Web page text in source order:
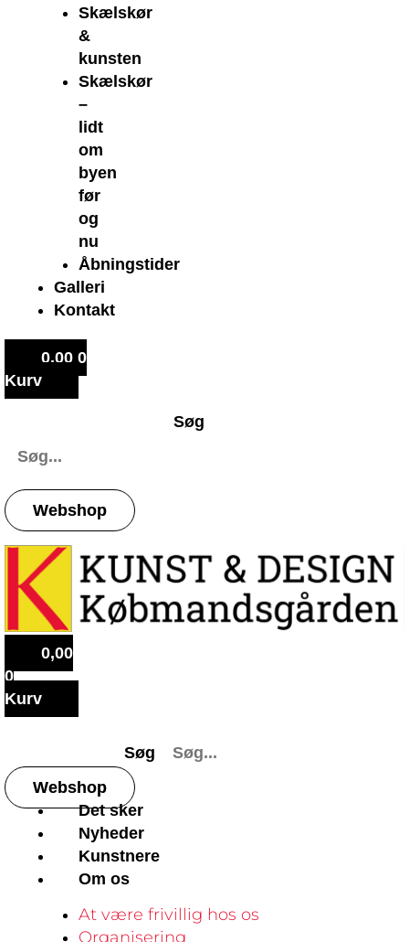
Skælskør
&
kunsten
Skælskør
–
lidt
om
byen
før
og
nu
Åbningstider
Galleri
Kontakt
0,00 0
Kurv
Søg
Webshop
0,00
0
Kurv
Søg
Webshop
Det sker
Nyheder
Kunstnere
Om os
At være frivillig hos os
Organisering